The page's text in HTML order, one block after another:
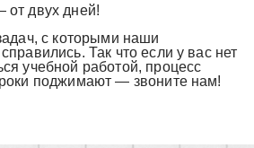
двух дней!
с которыми наши
Так что если у вас нет
учебной работой, процесс
поджимают — звоните нам!